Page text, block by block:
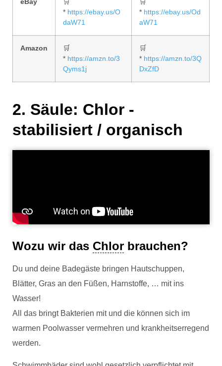
eBay
🛒
* https://ebay.us/O
daW71
🛒
* https://ebay.us/Od
aW71
Amazon
🛒
* https://amzn.to/3
Qyms1j
🛒
* https://amzn.to/3Q
DxZfD
2. Säule: Chlor -
stabilisiert / organisch
Wozu wir das Chlor brauchen?
Du und deine Badegäste bringen Hautschuppen,
Blätter, Gras an den Füßen, Harnstoffe, … mit ins
Wasser!
All das bringt Bakterien mit und die können sich im
warmen Poolwasser vermehren und krankheitserregend
werden.